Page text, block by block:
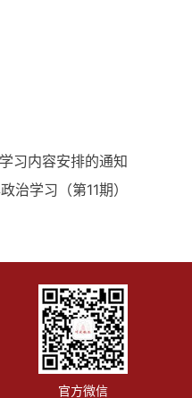
习内容安排的通知
治学习（第11期）
官方微信